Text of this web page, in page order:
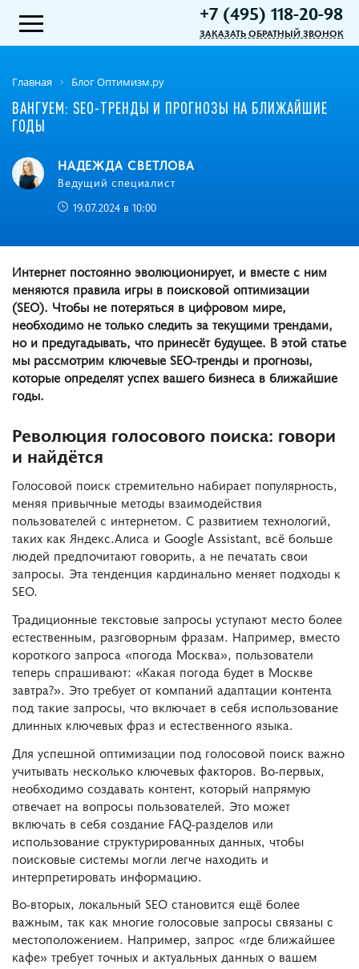
+7 (495) 118-20-98
ЗАКАЗАТЬ ОБРАТНЫЙ ЗВОНОК
Главная Блог Оптимизм.ру
ВАНГУЕМ: SEO-ТРЕНДЫ И ПРОГНОЗЫ НА БЛИЖАЙШИЕ
ГОДЫ
НАДЕЖДА СВЕТЛОВА
Ведущий специалист
19.07.2024 в 10:00
Интернет постоянно эволюционирует, и вместе с ним
меняются правила игры в поисковой оптимизации
(SEO). Чтобы не потеряться в цифровом мире,
необходимо не только следить за текущими трендами,
но и предугадывать, что принесёт будущее. В этой статье
мы рассмотрим ключевые SEO-тренды и прогнозы,
которые определят успех вашего бизнеса в ближайшие
годы.
Революция голосового поиска: говори
и найдётся
Голосовой поиск стремительно набирает популярность,
меняя привычные методы взаимодействия
пользователей с интернетом. С развитием технологий,
таких как Яндекс.Алиса и Google Assistant, всё больше
людей предпочитают говорить, а не печатать свои
запросы. Эта тенденция кардинально меняет подходы к
SEO.
Традиционные текстовые запросы уступают место более
естественным, разговорным фразам. Например, вместо
короткого запроса «погода Москва», пользователи
теперь спрашивают: «Какая погода будет в Москве
завтра?». Это требует от компаний адаптации контента
под такие запросы, что включает в себя использование
длинных ключевых фраз и естественного языка.
Для успешной оптимизации под голосовой поиск важно
учитывать несколько ключевых факторов. Во-первых,
необходимо создавать контент, который напрямую
отвечает на вопросы пользователей. Это может
включать в себя создание FAQ-разделов или
использование структурированных данных, чтобы
поисковые системы могли легче находить и
интерпретировать информацию.
Во-вторых, локальный SEO становится ещё более
важным, так как многие голосовые запросы связаны с
местоположением. Например, запрос «где ближайшее
кафе» требует точных и актуальных данных о вашем